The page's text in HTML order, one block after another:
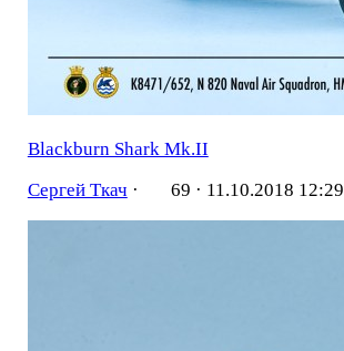
Blackburn Shark Mk.II
Сергей Ткач · 69 · 11.10.2018 12:29